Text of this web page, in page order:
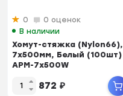
0
0 оценок
В наличии
Хомут-стяжка (Nylon66),
7х500мм, Белый (100шт)
APM-7x500W
872 ₽